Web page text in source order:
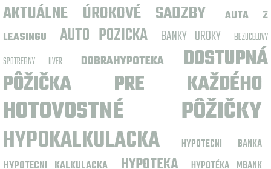
AKTUÁLNE ÚROKOVÉ SADZBY
AUTA Z
LEASINGU
AUTO POZICKA BANKY UROKY
BEZUCELOVY
SPOTREBNY UVER
DOBRAHYPOTEKA
DOSTUPNÁ
PÔŽIČKA PRE KAŽDÉHO
HOTOVOSTNÉ PÔŽIČKY
HYPOKALKULACKA
HYPOTECNI BANKA